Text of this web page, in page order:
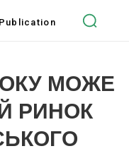
Publication
МОЖЕ
РИНОК